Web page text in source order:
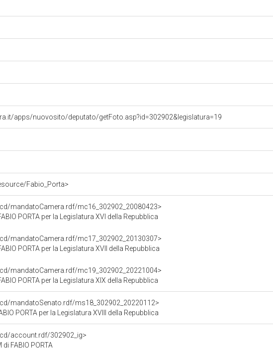
apps/nuovosito/deputato/getFoto.asp?id=302902&legislatura=19
Fabio_Porta>
mandatoCamera.rdf/mc16_302902_20080423>
PORTA per la Legislatura XVI della Repubblica
mandatoCamera.rdf/mc17_302902_20130307>
PORTA per la Legislatura XVII della Repubblica
mandatoCamera.rdf/mc19_302902_20221004>
PORTA per la Legislatura XIX della Repubblica
mandatoSenato.rdf/ms18_302902_20220112>
PORTA per la Legislatura XVIII della Repubblica
account.rdf/302902_ig>
FABIO PORTA